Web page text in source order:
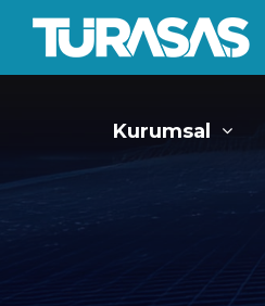
Kurumsal